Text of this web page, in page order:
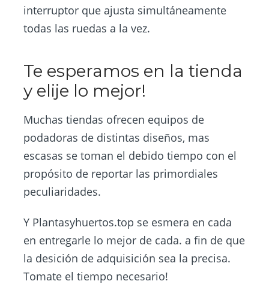
interruptor que ajusta simultáneamente
todas las ruedas a la vez.
Te esperamos en la tienda
y elije lo mejor!
Muchas tiendas ofrecen equipos de
podadoras de distintas diseños, mas
escasas se toman el debido tiempo con el
propósito de reportar las primordiales
peculiaridades.
Y Plantasyhuertos.top se esmera en cada
en entregarle lo mejor de cada. a fin de que
la desición de adquisición sea la precisa.
Tomate el tiempo necesario!